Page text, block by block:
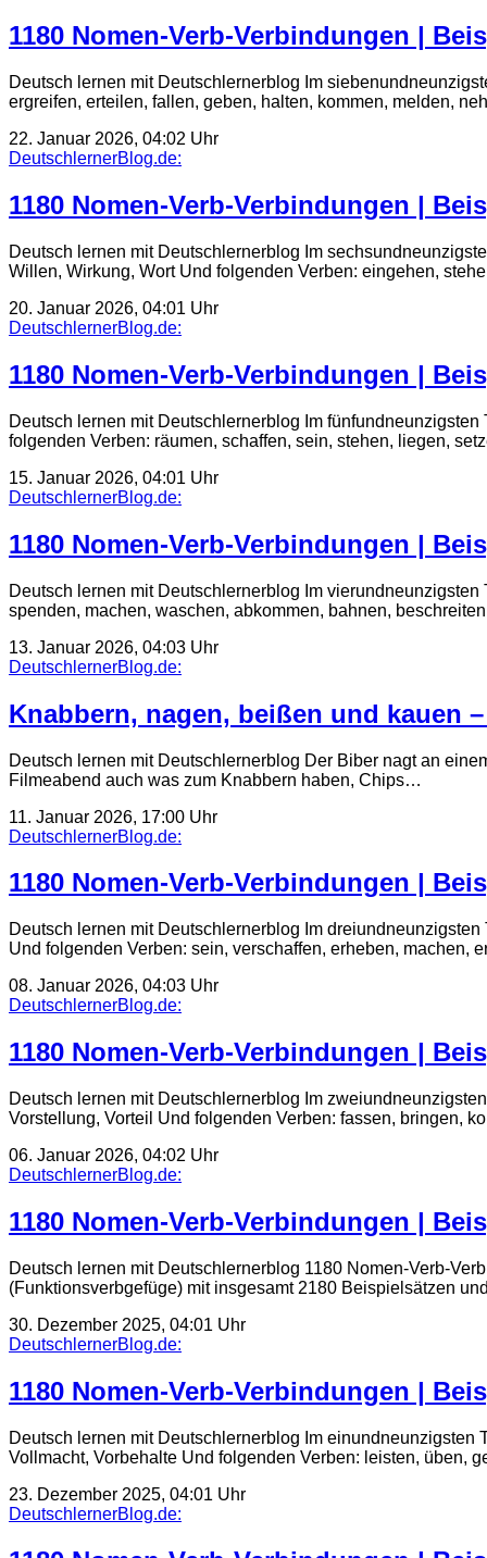
1180 Nomen-Verb-Verbindungen |
Deutsch lernen mit Deutschlernerblog Im
ergreifen, erteilen, fallen, geben, halten, kommen, melden,
22. Januar 2026, 04:02 Uhr
DeutschlernerBlog.de:
1180 Nomen-Verb-Verbindungen |
Deutsch lernen mit Deutschlernerblog Im
Willen, Wirkung, Wort Und folgenden Verben: eingehen,
20. Januar 2026, 04:01 Uhr
DeutschlernerBlog.de:
1180 Nomen-Verb-Verbindungen |
Deutsch lernen mit Deutschlernerblog Im
folgenden Verben: räumen, schaffen, sein, stehen, liegen,
15. Januar 2026, 04:01 Uhr
DeutschlernerBlog.de:
1180 Nomen-Verb-Verbindungen |
Deutsch lernen mit Deutschlernerblog Im
spenden, machen, waschen, abkommen, bahnen,
13. Januar 2026, 04:03 Uhr
DeutschlernerBlog.de:
Knabbern, nagen, beißen und kauen
Deutsch lernen mit Deutschlernerblog Der Biber nagt an
Filmeabend auch was zum Knabbern haben, Chips…
11. Januar 2026, 17:00 Uhr
DeutschlernerBlog.de:
1180 Nomen-Verb-Verbindungen |
Deutsch lernen mit Deutschlernerblog Im
Und folgenden Verben: sein, verschaffen, erheben, machen,
08. Januar 2026, 04:03 Uhr
DeutschlernerBlog.de:
1180 Nomen-Verb-Verbindungen |
Deutsch lernen mit Deutschlernerblog Im
Vorstellung, Vorteil Und folgenden Verben: fassen, bringen,
06. Januar 2026, 04:02 Uhr
DeutschlernerBlog.de:
1180 Nomen-Verb-Verbindungen |
Deutsch lernen mit Deutschlernerblog 1180 Nomen-Verb-
(Funktionsverbgefüge) mit insgesamt 2180 Beispielsätzen
30. Dezember 2025, 04:01 Uhr
DeutschlernerBlog.de:
1180 Nomen-Verb-Verbindungen |
Deutsch lernen mit Deutschlernerblog Im einundneunzigsten
Vollmacht, Vorbehalte Und folgenden Verben: leisten, üben,
23. Dezember 2025, 04:01 Uhr
DeutschlernerBlog.de: